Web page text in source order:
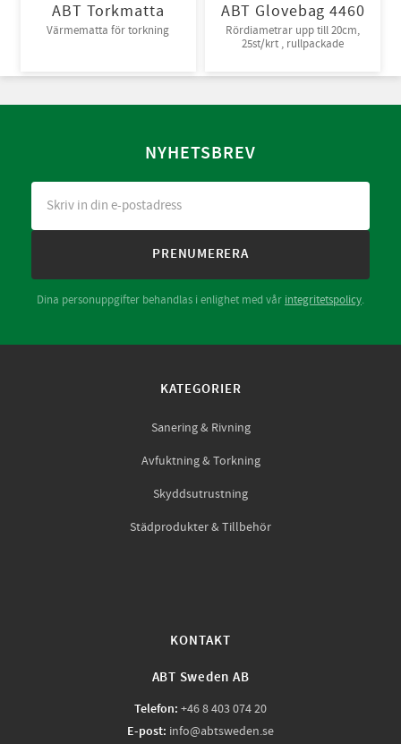
ABT Torkmatta
Värmematta för torkning
ABT Glovebag 4460
Rördiametrar upp till 20cm,
25st/krt , rullpackade
NYHETSBREV
PRENUMERERA
Dina personuppgifter behandlas i enlighet med vår integritetspolicy.
KATEGORIER
Sanering & Rivning
Avfuktning & Torkning
Skyddsutrustning
Städprodukter & Tillbehör
KONTAKT
ABT Sweden AB
Telefon: +46 8 403 074 20
E-post: info@abtsweden.se